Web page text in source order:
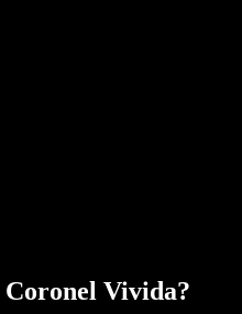
Coronel Vivida?